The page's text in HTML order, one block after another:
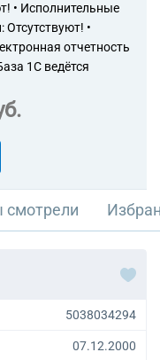
• Исполнительные
Отсутствуют! •
отчетность
1С ведётся
смотрели
5038034294
07.12.2000